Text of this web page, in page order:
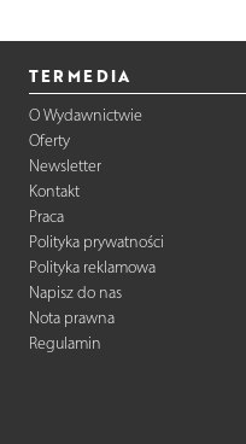
TERMEDIA
O Wydawnictwie
Oferty
Newsletter
Kontakt
Praca
Polityka prywatności
Polityka reklamowa
Napisz do nas
Nota prawna
Regulamin